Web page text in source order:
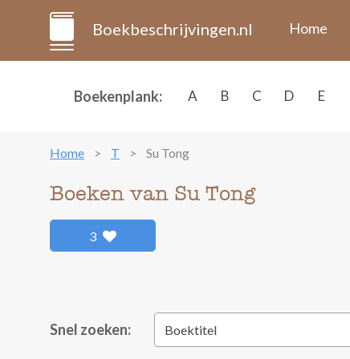
Boekbeschrijvingen.nl Home
Boekenplank: A B C D E
Home T Su Tong
Boeken van Su Tong
3
Snel zoeken: Boektitel